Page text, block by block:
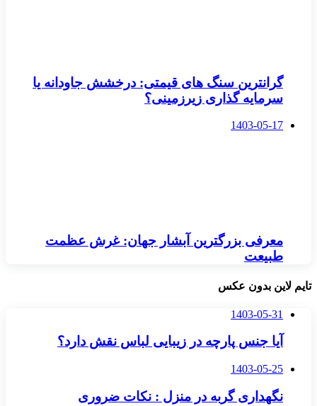
گرانترین سنگ های قیمتی: درخشش جاودانه یا
سرمایه گذاری زیرزمینی؟
1403-05-17
معرفی بزرگترین آبشار جهان: غرش عظمت
طبیعت
تایم لاین بدون عکس
1403-05-31
آیا جنس پارچه در زیبایی لباس نقش دارد؟
1403-05-25
نگهداری گربه در منزل : نکات ضروری